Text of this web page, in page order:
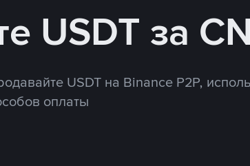
USDT за
USDT на Binance P2P,
оплаты